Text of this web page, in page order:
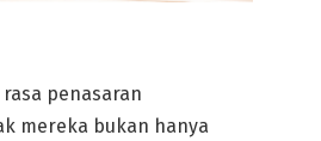
penasaran
mereka bukan hanya